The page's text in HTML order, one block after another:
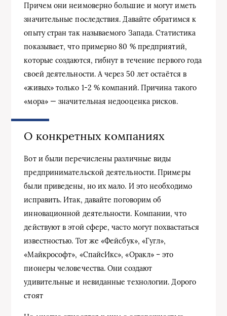
Причем они неимоверно большие и могут иметь
значительные последствия. Давайте обратимся к
опыту стран так называемого Запада. Статистика
показывает, что примерно 80 % предприятий,
которые создаются, гибнут в течение первого года
своей деятельности. А через 50 лет остаётся в
«живых» только 1-2 % компаний. Причина такого
«мора» — значительная недооценка рисков.
О конкретных компаниях
Вот и были перечислены различные виды
предпринимательской деятельности. Примеры
были приведены, но их мало. И это необходимо
исправить. Итак, давайте поговорим об
инновационной деятельности. Компании, что
действуют в этой сфере, часто могут похвастаться
известностью. Тот же «Фейсбук», «Гугл»,
«Майкрософт», «СпайсИкс», «Оракл» – это
пионеры человечества. Они создают
удивительные и невиданные технологии. Дорого
стоят